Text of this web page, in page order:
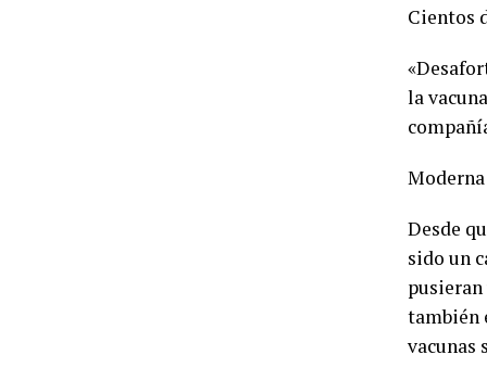
Cientos
la
Desde
sido un
también
vacunas